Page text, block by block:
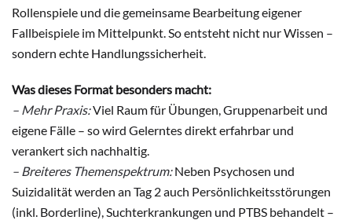
Rollenspiele und die gemeinsame Bearbeitung eigener
Fallbeispiele im Mittelpunkt. So entsteht nicht nur Wissen –
sondern echte Handlungssicherheit.
Was dieses Format besonders macht:
– Mehr Praxis:Viel Raum für Übungen, Gruppenarbeit und
eigene Fälle – so wird Gelerntes direkt erfahrbar und
verankert sich nachhaltig.
– Breiteres Themenspektrum:Neben Psychosen und
Suizidalität werden an Tag 2 auch Persönlichkeitsstörungen
(inkl. Borderline), Suchterkrankungen und PTBS behandelt –